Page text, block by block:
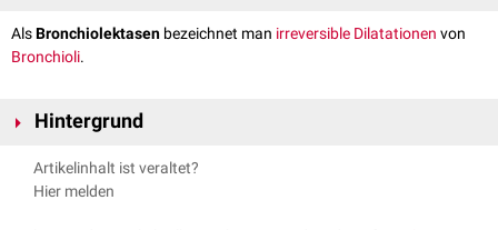
AlsBronchiolektasen bezeichnet man irreversible Dilatationen von
Bronchioli.
Hintergrund
Bronchiolektasen entstehen häufig durch eine
(Traktionsbronchiolektasen) und sind in der
Artikelinhalt ist veraltet?
Hier melden